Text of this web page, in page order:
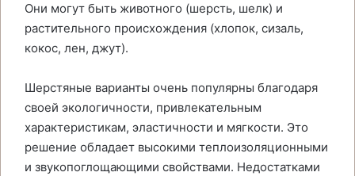
Они могут быть животного (шерсть, шелк) и
растительного происхождения (хлопок, сизаль,
кокос, лен, джут).
Шерстяные варианты очень популярны благодаря
своей экологичности, привлекательным
характеристикам, эластичности и мягкости. Это
решение обладает высокими теплоизоляционными
и звукопоглощающими свойствами. Недостатками